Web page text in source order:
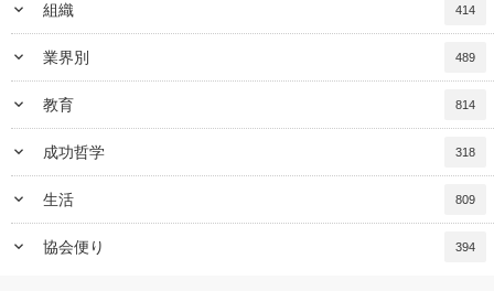
keyboard_arrow_down 組織 414
keyboard_arrow_down 業界別 489
keyboard_arrow_down 教育 814
keyboard_arrow_down 成功哲学 318
keyboard_arrow_down 生活 809
keyboard_arrow_down 協会便り 394